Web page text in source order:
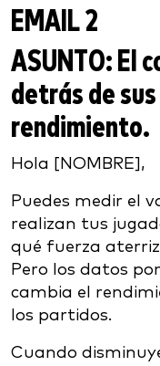
EMAIL 2
ASUNTO: El
detrás de
rendimiento.
Hola [NOMBRE],
Puedes medir el
realizan tus
qué fuerza
Pero los datos
cambia el
los partidos.
Cuando